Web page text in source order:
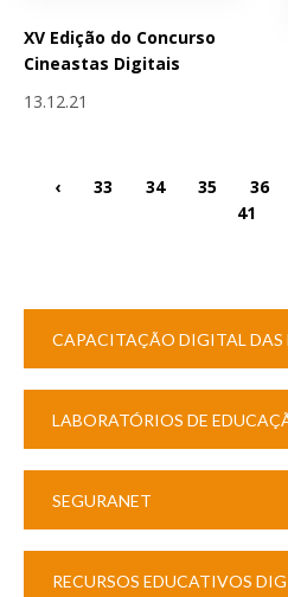
XV Edição do Concurso
Cineastas Digitais
13.12.21
‹ 33 34 35 36
41
CAPACITAÇÃO DIGITAL DAS
LABORATÓRIOS DE
SEGURANET
RECURSOS EDUCATIVOS